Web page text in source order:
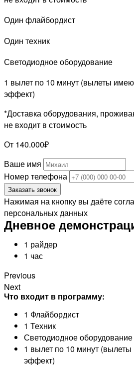
Один флайбордист
Один техник
Светодиодное оборудование
1 вылет по 10 минут (вылеты
эффект)
*Доставка оборудования,
не входит в стоимость
От 140.000₽
Ваше имя
Номер телефона
Заказать звонок
Нажимая на кнопку вы даёте
персональных данных
Дневное
1 райдер
1 час
Previous
Next
Что входит в программу:
1 Флайбордист
1 Техник
Светодиодное оборудование
1 вылет по 10 минут
эффект)